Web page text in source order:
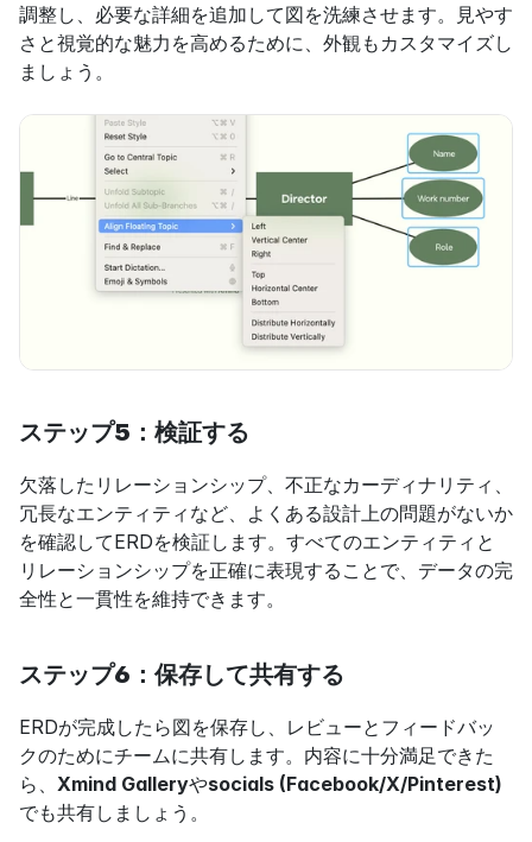
調整し、必要な詳細を追加して図を洗練させます。見やす
さと視覚的な魅力を高めるために、外観もカスタマイズし
ましょう。
ステップ5：検証する
欠落したリレーションシップ、不正なカーディナリティ、
冗長なエンティティなど、よくある設計上の問題がないか
を確認してERDを検証します。すべてのエンティティと
リレーションシップを正確に表現することで、データの完
全性と一貫性を維持できます。
ステップ6：保存して共有する
ERDが完成したら図を保存し、レビューとフィードバッ
クのためにチームに共有します。内容に十分満足できた
ら、 Xmind Galleryやsocials (Facebook/X/Pinterest)
でも共有しましょう。